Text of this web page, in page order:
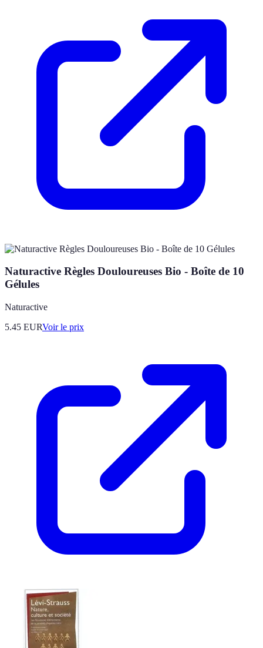
Naturactive Règles Douloureuses Bio - Boîte de 10
Gélules
Naturactive
5.45 EURVoir le prix